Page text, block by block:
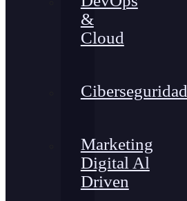
&
Cloud
Ciberseguridad
Marketing
Digital Al
Driven